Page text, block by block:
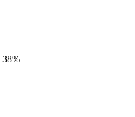
38%